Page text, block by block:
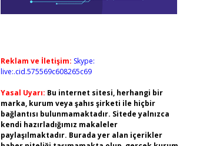
Reklam ve İletişim: Skype:
live:.cid.575569c608265c69
Yasal Uyarı: Bu internet sitesi, herhangi bir
marka, kurum veya şahıs şirketi ile hiçbir
bağlantısı bulunmamaktadır. Sitede yalnızca
kendi hazırladığımız makaleler
paylaşılmaktadır. Burada yer alan içerikler